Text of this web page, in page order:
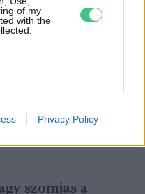
of my
with the
Privacy Policy
minden
előnyöd
6 perc
szomjas a